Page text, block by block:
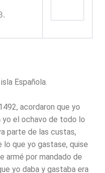
Española.
acordaron que yo
yo el ochavo de todo lo
parte de las custas,
que yo gastase, quise
armé por mandado de
yo daba y gastaba era